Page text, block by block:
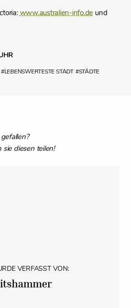
#LEBENSWERTESTE STADT #STÄDTE
www.australien-info.de und
diesen teilen!
VERFASST VON: